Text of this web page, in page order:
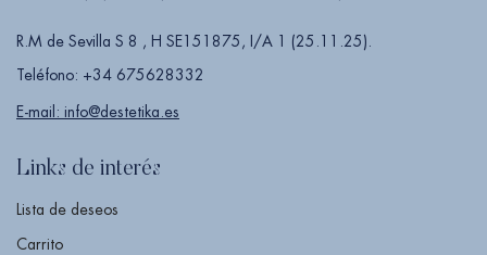
R.M de Sevilla S 8 , H SE151875, I/A 1 (25.11.25).
Teléfono: +34 675628332
E-mail: info@destetika.es
Links de interés
Lista de deseos
Carrito